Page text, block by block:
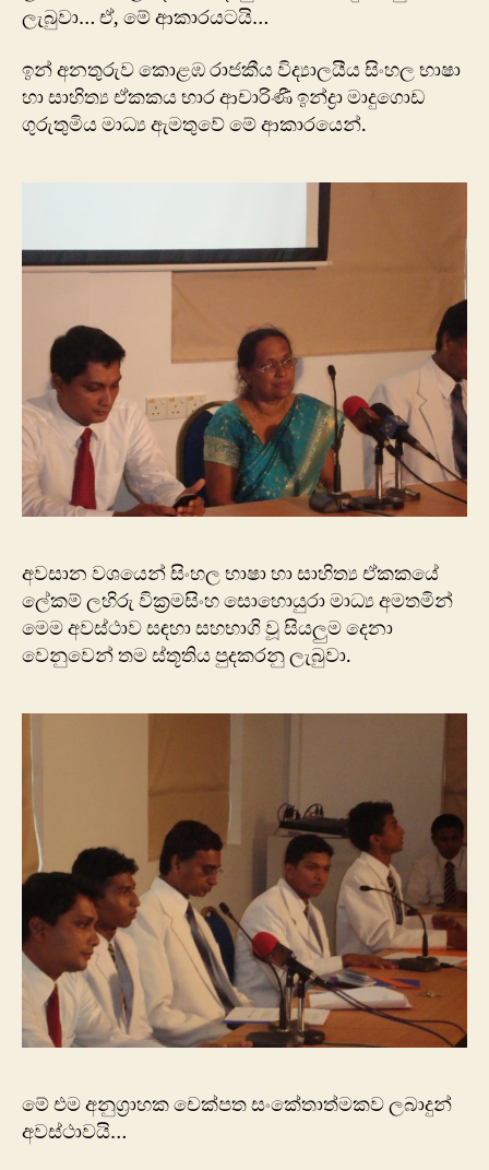
ලැබුවා… ඒ, මේ ආකාරයටයි…
ඉන් අනතුරුව කොළඹ රාජකීය විද්‍යාලයීය සිංහල භාෂා
හා සාහිත්‍ය ඒකකය භාර ආචාරිණී ඉන්ද්‍රා මාදුගොඩ
ගුරුතුමිය මාධ්‍ය ඇමතුවේ මේ ආකාරයෙන්.
අවසාන වශයෙන් සිංහල භාෂා හා සාහිත්‍ය ඒකකයේ
ලේකම් ලහිරු වික්‍රමසිංහ සොහොයුරා මාධ්‍ය අමතමින්
මෙම අවස්ථාව සඳහා සහභාගි වූ සියලුම දෙනා
වෙනුවෙන් තම ස්තූතිය පුදකරනු ලැබුවා.
මේ එම අනුග්‍රාහක චෙක්පත සංකේතාත්මකව ලබාදුන්
අවස්ථාවයි…